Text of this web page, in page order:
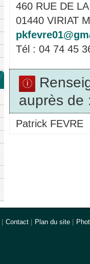
460 RUE DE
01440 VIRIAT
Tél : 04 74 45
auprès de
Patrick FEVRE
Contact Plan du site